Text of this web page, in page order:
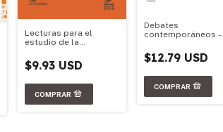
Lecturas para el
estudio de la
$9.93 USD
Debates
contemporáneos -
Oficial 2025
$12.79 USD